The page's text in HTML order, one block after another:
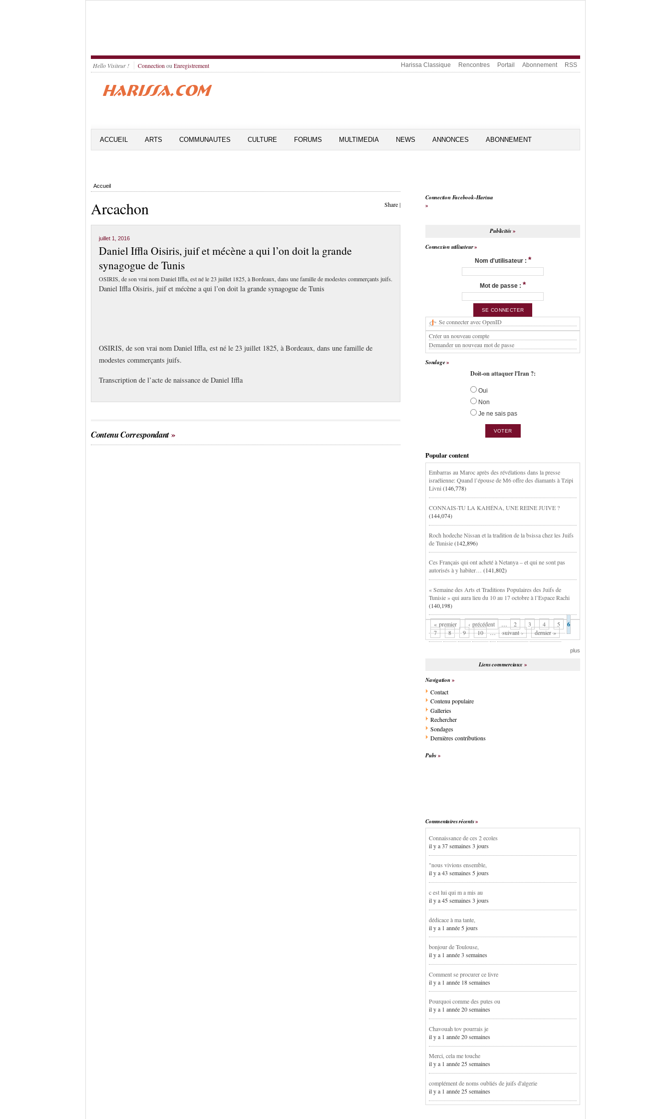
Hello Visiteur ! Connection ou Enregistrement Harissa Classique Rencontres Portail Abonnement RSS
ACCUEIL ARTS COMMUNAUTES CULTURE FORUMS MULTIMEDIA NEWS ANNONCES ABONNEMENT
Accueil
Share|
Arcachon
juillet 1, 2016
Daniel Iffla Oisiris, juif et mécène a qui l’on doit la grande
synagogue de Tunis
OSIRIS, de son vrai nom Daniel Iffla, est né le 23 juillet 1825, à Bordeaux, dans une famille de modestes commerçants juifs.
Daniel Iffla Oisiris, juif et mécène a qui l’on doit la grande synagogue de Tunis
OSIRIS, de son vrai nom Daniel Iffla, est né le 23 juillet 1825, à Bordeaux, dans une famille de
modestes commerçants juifs.
Transcription de l’acte de naissance de Daniel Iffla
Contenu Correspondant
Connection Facebook-Harissa
Publicités
Connexion utilisateur
Nom d'utilisateur : *
Mot de passe : *
Se connecter avec OpenID
Créer un nouveau compte
Demander un nouveau mot de passe
Sondage
Doit-on attaquer l'Iran ?:
Oui
Non
Je ne sais pas
Popular content
Embarras au Maroc après des révélations dans la presse
israélienne: Quand l’épouse de M6 offre des diamants à Tzipi
Livni(146,778)
CONNAIS-TU LA KAHÉNA, UNE REINE JUIVE ?
(144,074)
Roch hodeche Nissan et la tradition de la bsissa chez les Juifs
de Tunisie(142,896)
Ces Français qui ont acheté à Netanya – et qui ne sont pas
autorisés à y habiter…
(141,802)
« Semaine des Arts et Traditions Populaires des Juifs de
Tunisie » qui aura lieu du 10 au 17 octobre à l’Espace Rachi
(140,198)
« premier ‹ précédent … 2 3 4 5 6
7 8 9 10 … suivant › dernier »
plus
Liens commerciaux
Navigation
Contact
Contenu populaire
Galleries
Rechercher
Sondages
Dernières contributions
Pubs
Commentaires récents
Connaissance de ces 2 ecoles
il y a 37 semaines 3 jours
"nous vivions ensemble,
il y a 43 semaines 5 jours
c est lui qui m a mis au
il y a 45 semaines 3 jours
dédicace à ma tante,
il y a 1 année 5 jours
bonjour de Toulouse,
il y a 1 année 3 semaines
Comment se procurer ce livre
il y a 1 année 18 semaines
Pourquoi comme des putes ou
il y a 1 année 20 semaines
Chavouah tov pourrais je
il y a 1 année 20 semaines
Merci, cela me touche
il y a 1 année 25 semaines
complément de noms oubliés de juifs d'algerie
il y a 1 année 25 semaines